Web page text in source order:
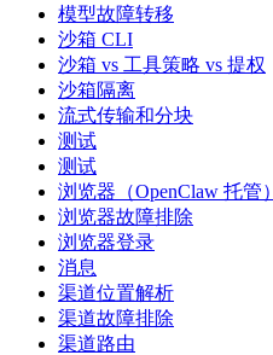
模型故障转移
沙箱 CLI
沙箱 vs 工具策略 vs 提权
沙箱隔离
流式传输和分块
测试
测试
浏览器（OpenClaw 托管）
浏览器故障排除
浏览器登录
消息
渠道位置解析
渠道故障排除
渠道路由